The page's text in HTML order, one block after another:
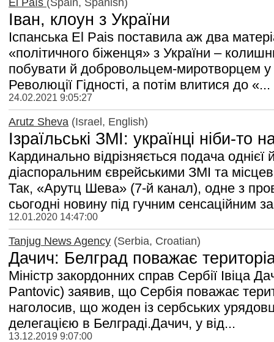
Іван, клоун з України
Іспанська El Pais поставила аж два
«політичного біженця» з України –
побувати й добровольцем-миротворцем у
Революції Гідності, а потім влитися до «...
24.02.2021 9:05:27
Arutz Sheva (Israel, English)
Ізраїльські ЗМІ: українці ніби-
Кардинально відрізняється подача однієї
діаспоральним єврейськими ЗМІ та
Так, «Арутц Шева» (7-й канал), одне з
сьогодні новину під гучним сенсаційним
12.01.2020 14:47:00
Tanjug News Agency (Serbia, Croatian)
Дачич: Белград поважає
Міністр закордонних справ Сербії Івіца
Pantovic) заявив, що Сербія поважає
наголосив, що жоден із сербських
делегацією в Белграді.Дачич, у від...
13.12.2019 9:07:00